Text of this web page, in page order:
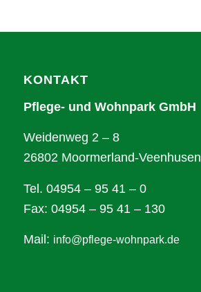
KONTAKT
Pflege- und Wohnpark GmbH
Weidenweg 2 – 8
26802 Moormerland-Veenhusen
Tel. 04954 – 95 41 – 0
Fax: 04954 – 95 41 – 130
Mail: info@pflege-wohnpark.de